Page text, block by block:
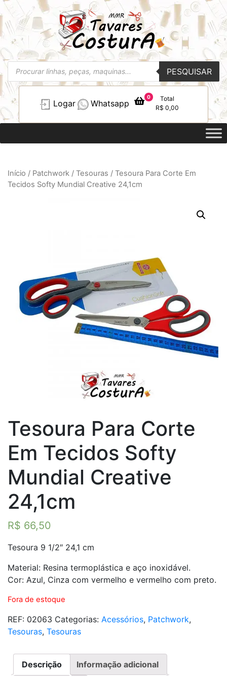
Pesquisar
produtos
PESQUISAR
Logar Whatsapp
0
Total
R$ 0,00
Início / Patchwork / Tesouras / Tesoura Para Corte Em
Tecidos Softy Mundial Creative 24,1cm
Tesoura Para Corte
Em Tecidos Softy
Mundial Creative
24,1cm
R$ 66,50
Tesoura 9 1/2″ 24,1 cm
Material: Resina termoplástica e aço inoxidável.
Cor: Azul, Cinza com vermelho e vermelho com preto.
Fora de estoque
REF: 02063 Categorias: Acessórios, Patchwork,
Tesouras, Tesouras
Descrição Informação adicional